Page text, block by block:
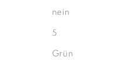
nein
5
Grün